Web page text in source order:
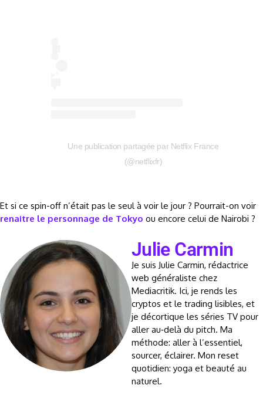
Une publication partagée par Netflix France
(@netflixfr)
Et si ce spin-off n’était pas le seul à voir le jour ? Pourrait-on voir
renaitre le personnage de Tokyo ou encore celui de Nairobi ?
Julie Carmin
Je suis Julie Carmin, rédactrice
web généraliste chez
Mediacritik. Ici, je rends les
cryptos et le trading lisibles, et
je décortique les séries TV pour
aller au‑delà du pitch. Ma
méthode: aller à l’essentiel,
sourcer, éclairer. Mon reset
quotidien: yoga et beauté au
naturel.